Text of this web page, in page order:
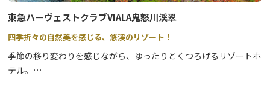
東急ハーヴェストクラブVIALA鬼怒川渓翠
四季折々の自然美を感じる、悠渓のリゾート！
季節の移り変わりを感じながら、ゆったりとくつろげるリゾートホ
テル。